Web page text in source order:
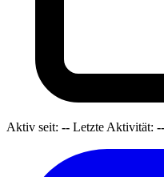
Aktiv seit: -- Letzte Aktivität: --